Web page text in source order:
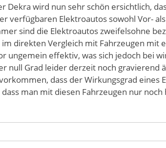
Dekra wird nun sehr schön ersichtlich,
verfügbaren Elektroautos sowohl Vor-
sind die Elektroautos zweifelsohne
direkten Vergleich mit Fahrzeugen mit
ungemein effektiv, was sich jedoch bei
null Grad leider derzeit noch gravierend
dass der Wirkungsgrad eines
man mit diesen Fahrzeugen nur